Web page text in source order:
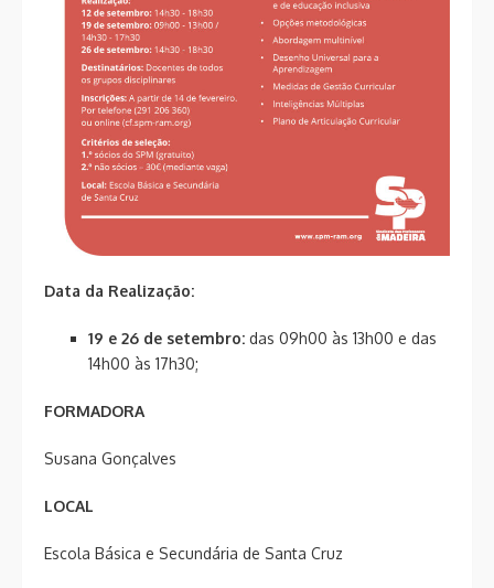
Data da Realização:
19 e 26 de setembro: das 09h00 às 13h00 e das
14h00 às 17h30;
FORMADORA
Susana Gonçalves
LOCAL
Escola Básica e Secundária de Santa Cruz